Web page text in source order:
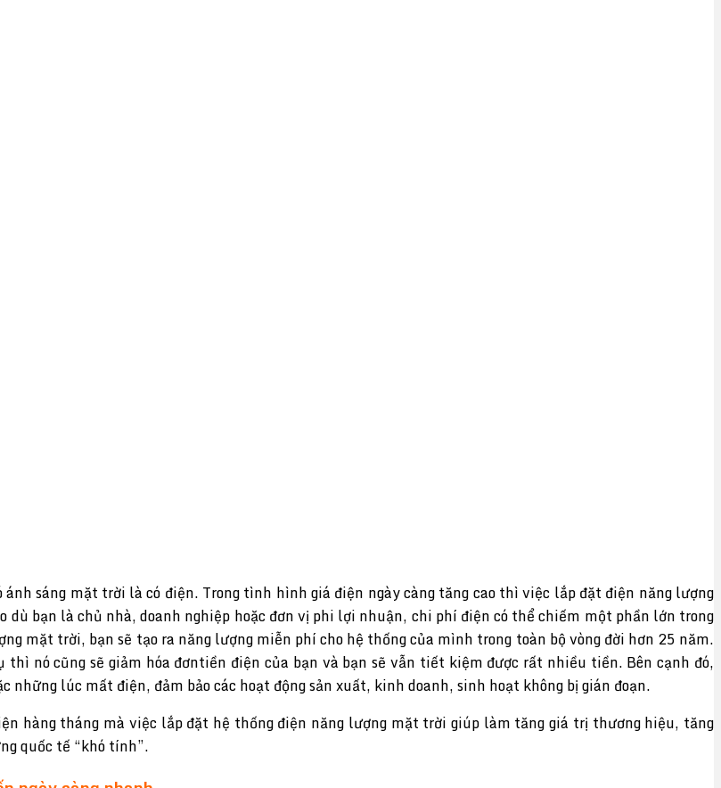
sáng mặt trời là có điện. Trong tình hình giá điện ngày càng tăng cao thì việc lắp đặt điện năng lượng
bạn là chủ nhà, doanh nghiệp hoặc đơn vị phi lợi nhuận, chi phí điện có thể chiếm một phần lớn trong
mặt trời, bạn sẽ tạo ra năng lượng miễn phí cho hệ thống của mình trong toàn bộ vòng đời hơn 25 năm.
nó cũng sẽ giảm hóa đơntiền điện của bạn và bạn sẽ vẫn tiết kiệm được rất nhiều tiền. Bên cạnh đó,
những lúc mất điện, đảm bảo các hoạt động sản xuất, kinh doanh, sinh hoạt không bị gián đoạn.
hàng tháng mà việc lắp đặt hệ thống điện năng lượng mặt trời giúp làm tăng giá trị thương hiệu, tăng
quốc tế “khó tính”.